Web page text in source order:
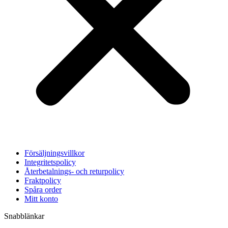
Försäljningsvillkor
Integritetspolicy
Återbetalnings- och returpolicy
Fraktpolicy
Spåra order
Mitt konto
Snabblänkar